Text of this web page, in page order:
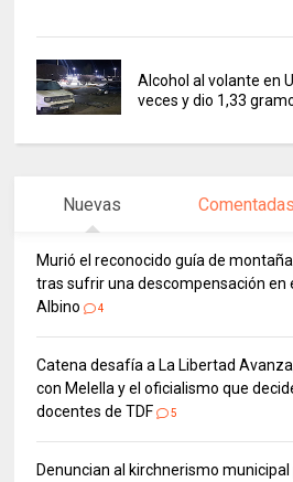
Alcohol al volante en
veces y dio 1,33
Nuevas Comentadas
Murió el reconocido guía de
tras sufrir una descompensación en
Albino
4
Catena desafía a La Libertad
con Melella y el oficialismo que
docentes de TDF
5
Denuncian al kirchnerismo